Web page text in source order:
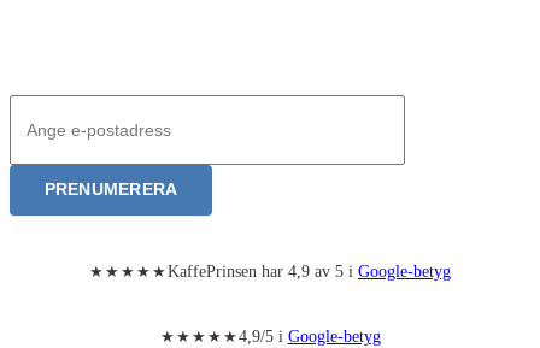
PRENUMERERA
★★★★★KaffePrinsen har 4,9 av 5 i Google-betyg
★★★★★4,9/5 i Google-betyg